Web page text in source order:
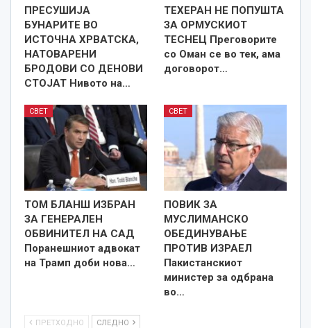
ПРЕСУШИЈА
БУНАРИТЕ ВО
ИСТОЧНА ХРВАТСКА,
НАТОВАРЕНИ
БРОДОВИ СО ДЕНОВИ
СТОЈАТ Нивото на…
ТЕХЕРАН НЕ ПОПУШТА
ЗА ОРМУСКИОТ
ТЕСНЕЦ Преговорите
со Оман се во тек, ама
договорот…
СВЕТ
ТОМ БЛАНШ ИЗБРАН
ЗА ГЕНЕРАЛЕН
ОБВИНИТЕЛ НА САД
Поранешниот адвокат
на Трамп доби нова…
СВЕТ
ПОВИК ЗА
МУСЛИМАНСКО
ОБЕДИНУВАЊЕ
ПРОТИВ ИЗРАЕЛ
Пакистанскиот
министер за одбрана
во…
ПРЕТХОДНО СЛЕДНО